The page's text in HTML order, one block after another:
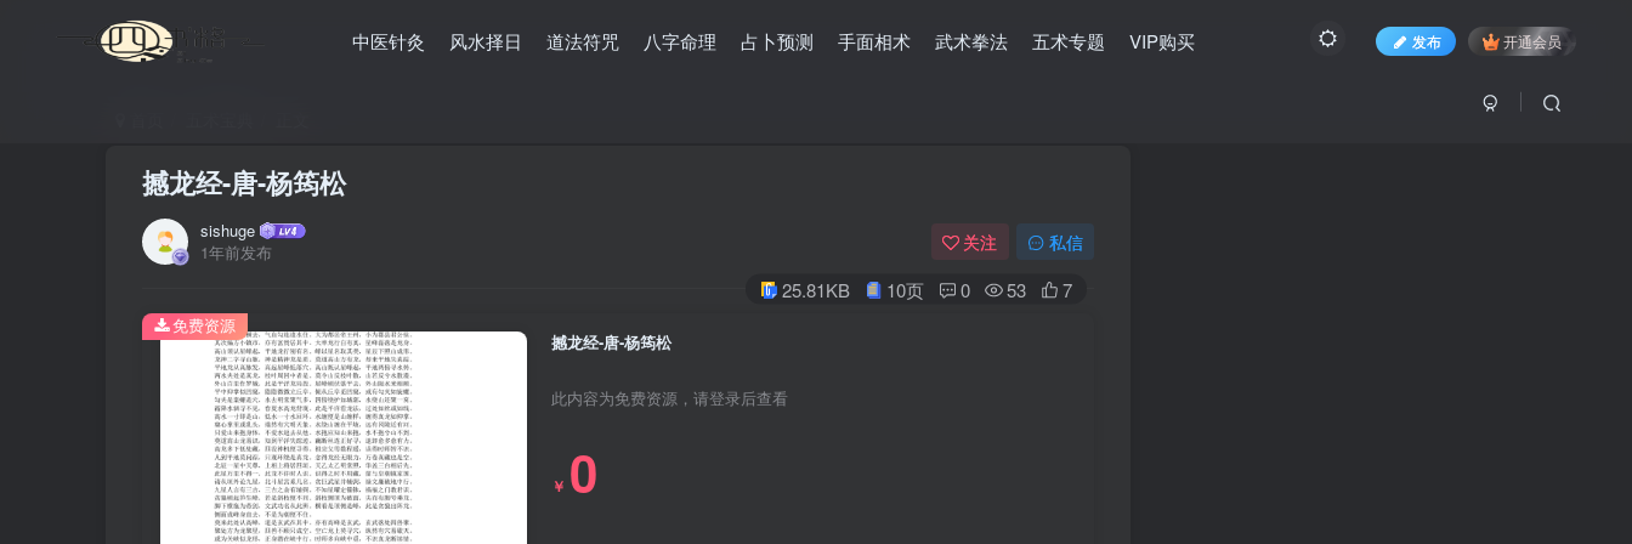
中医针灸 风水择日 道法符咒 八字命理 占卜预测 手面相术 武术拳法 五术专题 VIP购买 发布 开通会员
撼龙经-唐-杨筠松
sishuge
1年前发布
关注 私信
25.81KB 10页 0 53 7
撼龙经-唐-杨筠松
此内容为免费资源，请登录后查看
￥ 0
免费资源